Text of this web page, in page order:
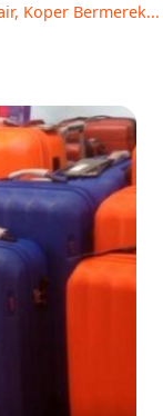
Koper Bermerek...